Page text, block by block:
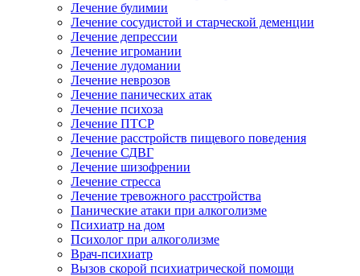
Лечение булимии
Лечение сосудистой и старческой деменции
Лечение депрессии
Лечение игромании
Лечение лудомании
Лечение неврозов
Лечение панических атак
Лечение психоза
Лечение ПТСР
Лечение расстройств пищевого поведения
Лечение СДВГ
Лечение шизофрении
Лечение стресса
Лечение тревожного расстройства
Панические атаки при алкоголизме
Психиатр на дом
Психолог при алкоголизме
Врач-психиатр
Вызов скорой психиатрической помощи